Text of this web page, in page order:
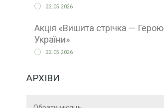
22.05.2026
Акція «Вишита стрічка — Герою
України»
22.05.2026
АРХІВИ